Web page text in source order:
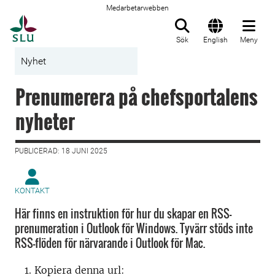
Medarbetarwebben
Sök English Meny
Nyhet
Prenumerera på chefsportalens
nyheter
PUBLICERAD: 18 JUNI 2025
KONTAKT
Här finns en instruktion för hur du skapar en RSS-
prenumeration i Outlook för Windows. Tyvärr stöds inte
RSS-flöden för närvarande i Outlook för Mac.
Kopiera denna url: